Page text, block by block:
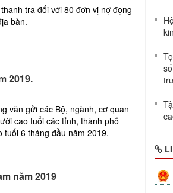
tra đối với 80 đơn vị nợ đọng
bàn.
2019.
văn gửi các Bộ, ngành, cơ quan
cao tuổi các tỉnh, thành phố
6 tháng đầu năm 2019.
năm 2019